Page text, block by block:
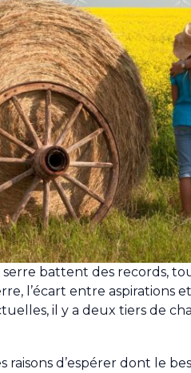
battent des records,
l’écart entre aspirations
il y a deux tiers de
raisons d’espérer dont le